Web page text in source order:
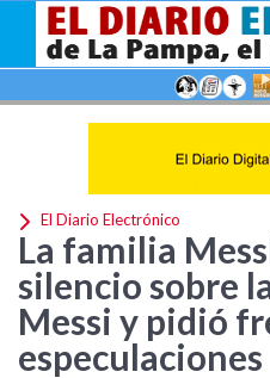
El Diario Electrónico
La familia
silencio sobre
Messi y pidió
especulaciones